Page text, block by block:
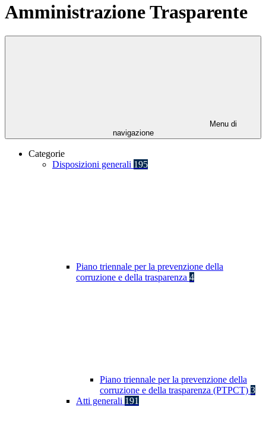
Amministrazione Trasparente
Menu di
navigazione
Categorie
Disposizioni generali 195
Piano triennale per la prevenzione della
corruzione e della trasparenza 4
Piano triennale per la prevenzione della
corruzione e della trasparenza (PTPCT) 3
Atti generali 191